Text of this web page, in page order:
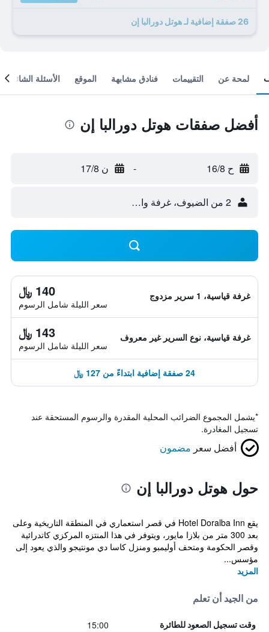
26 صفقة إضافية لـ هوتل دورالبا إن
لمحة عن التقييمات فنادق مشابهة الموقع الأسئلة الشائعة
أفضل صفقات هوتل دورالبا إن
ح 16/8 - ن 17/8
2 من الضيوف، غرفة واحدة
غرفة قياسية، 1 سرير مزدوج 140 ﷼
سعر الليلة شامل الرسوم
غرفة قياسية، نوع السرير غير معروف 143 ﷼
سعر الليلة شامل الرسوم
24 صفقة إضافية ابتداءً من 127 ﷼
*يشمل المجموع الضرائب المحلية المقدرة والرسوم المستحقة عند
تسجيل المغادرة.
أفضل سعر مضمون
حول هوتل دورالبا إن
يقع Hotel Doralba Inn في قصر استعماري في المنطقة التاريخية وعلى
بعد 300 متر من بلازا مايور، ويتوفر في هذا المنتزه المركزي كاتدرائية
وقصر الحكومة ومتحف أوليمبو ومنزل كاسا دي مونتيجو والذي يعود إلى
مؤسس...
المزيد
من الجيد أن تعلم
وقت تسجيل الصعود للطائرة 15:00